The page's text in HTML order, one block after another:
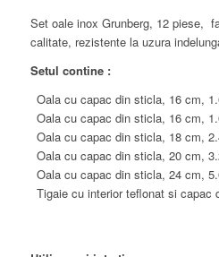
Set oale inox Grunberg, 12 piese,
calitate, rezistente la uzura
Setul contine :
Oala cu capac din sticla, 16 cm,
Oala cu capac din sticla, 16 cm,
Oala cu capac din sticla, 18 cm,
Oala cu capac din sticla, 20 cm,
Oala cu capac din sticla, 24 cm,
Tigaie cu interior teflonat si capac